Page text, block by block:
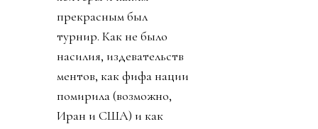
прекрасным был
турнир. Как не было
насилия, издевательств
ментов, как фифа нации
помирила (возможно,
Иран и США) и как